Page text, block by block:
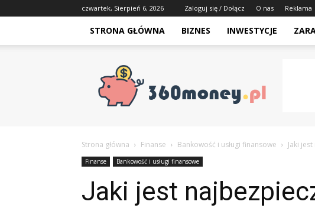
czwartek, Sierpień 6, 2026 Zaloguj się / Dołącz O nas Reklama
STRONA GŁÓWNA BIZNES INWESTYCJE
Strona główna Finanse Bankowość i usługi finansowe Jaki
Finanse Bankowość i usługi finansowe
Jaki jest